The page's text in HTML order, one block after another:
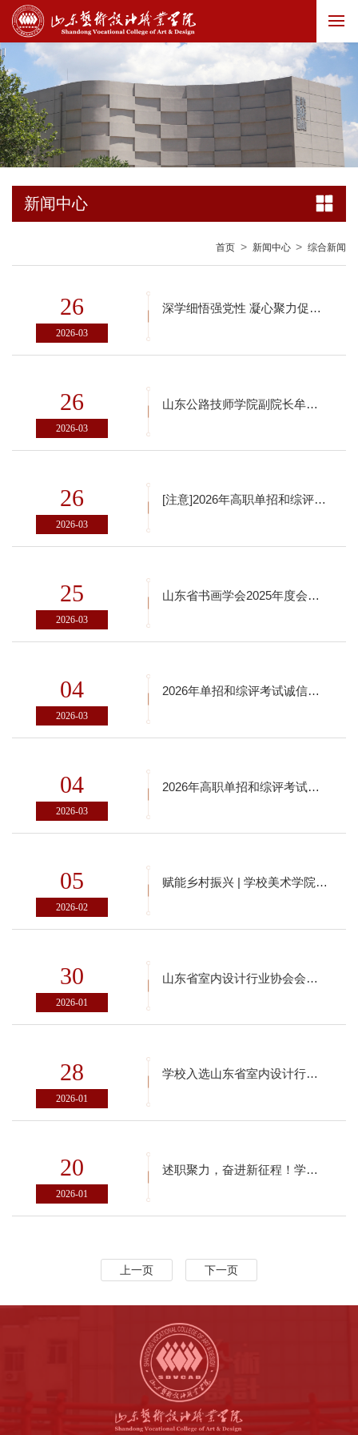
新闻中心
首页 > 新闻中心 > 综合新闻
26
2026-03
深学细悟强党性 凝心聚力促发展——学校第一党支部召开2025年度民主生活会
26
2026-03
山东公路技师学院副院长牟海林一行来访学校
26
2026-03
[注意]2026年高职单招和综评校考成绩查询
25
2026-03
山东省书画学会2025年度会长工作会议暨七届二次常务理事会议在学校济阳新校区召开
04
2026-03
2026年单招和综评考试诚信考试承诺书下载
04
2026-03
2026年高职单招和综评考试准考证打印
05
2026-02
赋能乡村振兴 | 学校美术学院与莱芜区大王庄镇共建大学生美育实践基地
30
2026-01
山东省室内设计行业协会会员单位领导来校座谈交流
28
2026-01
学校入选山东省室内设计行业协会会员并荣获“行业助力品牌”称号
20
2026-01
述职聚力，奋进新征程！学校第七届大学生自律委员会2025年度述职大会圆满召开
上一页 下一页